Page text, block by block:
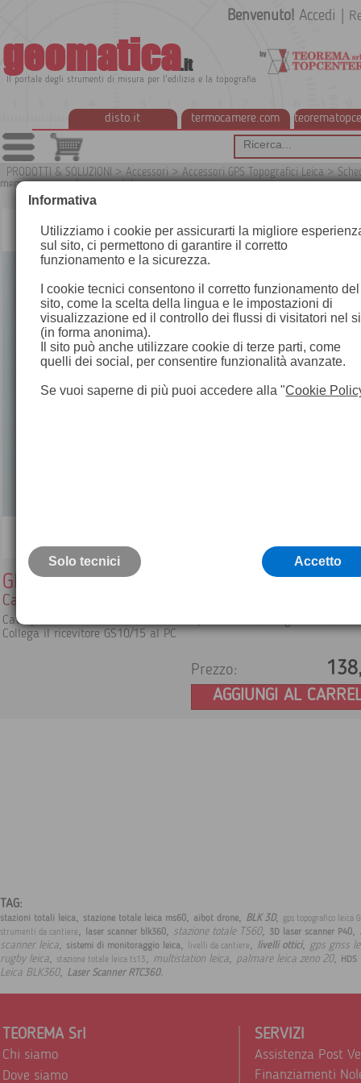
geomatica.it
Il portale degli strumenti di misura per l'edilizia e la topografia
disto.it termocamere.com
Benvenuto! Accedi
PRODOTTI & SOLUZIONI > Accessori > Accessori GPS Topografici Leica >
memoria e cavi di scarico dati
GEV160
Cavo Leica
Cavo per trasferimento dati Lemo - 9 pin F RS232, lunghezza 2,8 mt
Collega il ricevitore GS10/15 al PC
Prezzo:
AGGIUNGI AL
TAG:
stazioni totali leica, stazione totale leica ms60, aibot drone, BLK 3D,
gps topografico leica
strumenti da cantiere, laser scanner blk360, stazione totale TS60, 3D laser scanner P40,
scanner leica, sistemi di monitoraggio leica, livelli da cantiere, livelli ottici, gps gnss
rugby leica, stazione totale leica ts13, multistation leica, palmare leica zeno 20, HDS
Leica BLK360, Laser Scanner RTC360.
TEOREMA Srl
Chi siamo
Dove siamo
SERVIZI
Assistenza Post
Finanziamenti
Informativa
Utilizziamo i cookie per assicurarti la migliore
sul sito, ci permettono di garantire il corretto
funzionamento e la sicurezza.
I cookie tecnici consentono il corretto funzionamento del
sito, come la scelta della lingua e le impostazioni di
visualizzazione ed il controllo dei flussi di visitatori nel
(in forma anonima).
Il sito può anche utilizzare cookie di terze parti, come
quelli dei social, per consentire funzionalità avanzate.
Se vuoi saperne di più puoi accedere alla "Cookie
Solo tecnici Accetto